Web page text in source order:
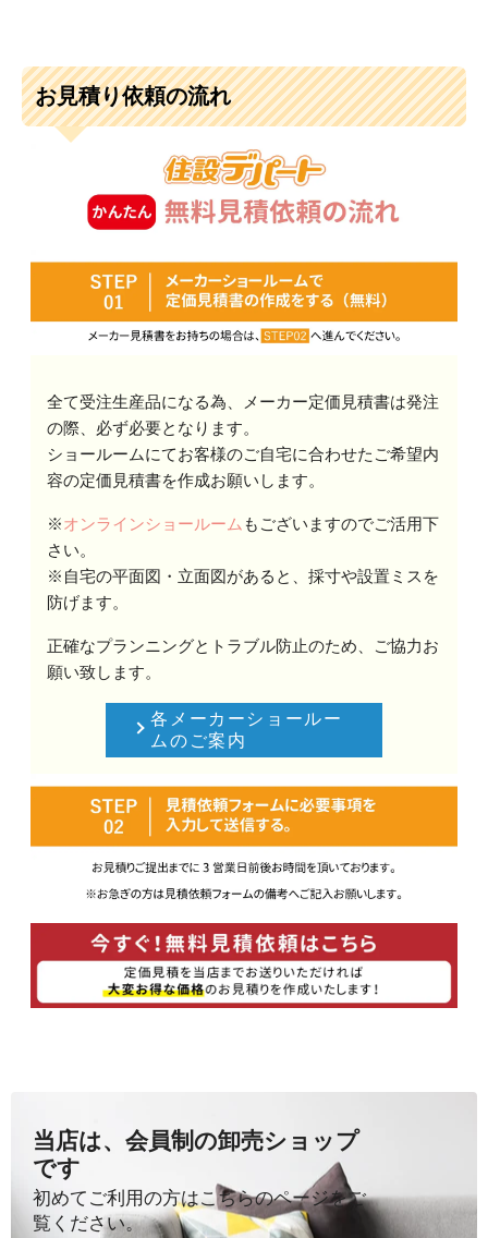
お見積り依頼の流れ
全て受注生産品になる為、メーカー定価見積書は発注
の際、必ず必要となります。
ショールームにてお客様のご自宅に合わせたご希望内
容の定価見積書を作成お願いします。
※オンラインショールーム もございますのでご活用下
さい。
※自宅の平面図・立面図があると、採寸や設置ミスを
防げます。
正確なプランニングとトラブル防止のため、ご協力お
願い致します。
各メーカーショールー
ムのご案内
当店は、会員制の卸売ショップ
です
初めてご利用の方はこちらのページをご
覧ください。